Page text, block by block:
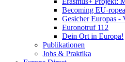
Becoming EU-
Gesicher Europas -
Euronotruf 112
Dein Ort in Europa!
Publikationen
Jobs & Praktika